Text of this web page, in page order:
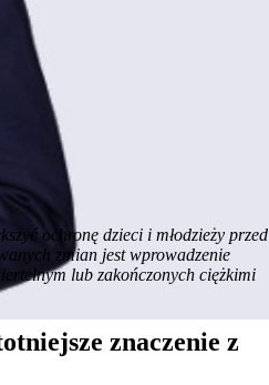
ochronę dzieci i młodzieży przed
zmian jest wprowadzenie
lub zakończonych ciężkimi
znaczenie z